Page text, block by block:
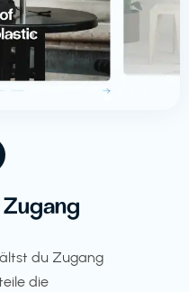
du Zugang
die